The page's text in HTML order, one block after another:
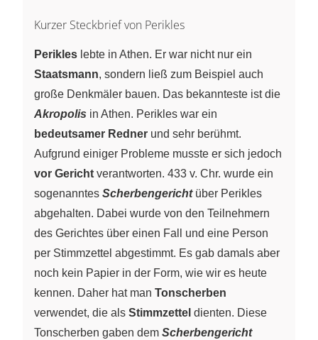
Kurzer Steckbrief von Perikles
Perikles lebte in Athen. Er war nicht nur ein
Staatsmann, sondern ließ zum Beispiel auch
große Denkmäler bauen. Das bekannteste ist die
Akropolis in Athen. Perikles war ein
bedeutsamer Redner und sehr berühmt.
Aufgrund einiger Probleme musste er sich jedoch
vor Gericht verantworten. 433 v. Chr. wurde ein
sogenanntes Scherbengerichtüber Perikles
abgehalten. Dabei wurde von den Teilnehmern
des Gerichtes über einen Fall und eine Person
per Stimmzettel abgestimmt. Es gab damals aber
noch kein Papier in der Form, wie wir es heute
kennen. Daher hat man Tonscherben
verwendet, die als Stimmzettel dienten. Diese
Tonscherben gaben dem Scherbengericht